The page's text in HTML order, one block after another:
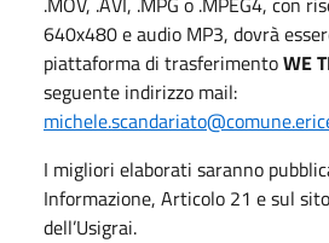
640x480 e audio MP3, dovrà
piattaforma di trasferimentoWE
seguente indirizzo mail:
I migliori elaborati saranno
Informazione, Articolo 21 e sul
dell’Usigrai.